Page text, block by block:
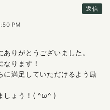
返信
PM
りがとうございました。
ります！
に満足していただけるよう励
しょう！( ^ω^ )